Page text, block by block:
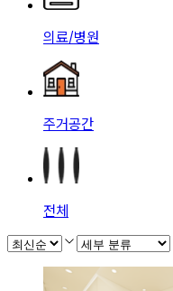
의료/병원
주거공간
전체